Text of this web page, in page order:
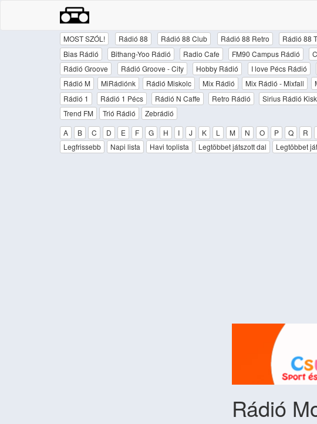
MOST SZÓL! Rádió 88 Rádió 88 Club Rádió 88 Retro Rádió 88
Bias Rádió
Bithang-Yoo Rádió Radio Cafe FM90 Campus Rádió
Rádió Groove
Rádió Groove - City Hobby Rádió I love Pécs Rádió
Rádió M
MiRádiónk Rádió Miskolc Mix Rádió Mix Rádió - Mixfall
Rádió 1
Rádió 1 Pécs Rádió N Caffe Retro Rádió Sirius Rádió
Trend FM
Trió Rádió
Zebrádió
A
B C D E F G H I J K L M N O P Q R
Legfrissebb
Napi lista Havi toplista Legtöbbet játszott dal Legtöbbet
Rádió